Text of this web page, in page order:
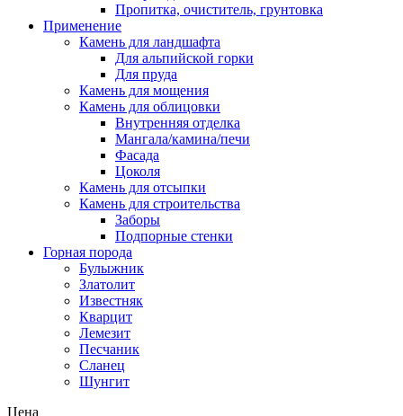
Пропитка, очиститель, грунтовка
Применение
Камень для ландшафта
Для альпийской горки
Для пруда
Камень для мощения
Камень для облицовки
Внутренняя отделка
Мангала/камина/печи
Фасада
Цоколя
Камень для отсыпки
Камень для строительства
Заборы
Подпорные стенки
Горная порода
Булыжник
Златолит
Известняк
Кварцит
Лемезит
Песчаник
Сланец
Шунгит
Цена